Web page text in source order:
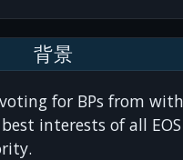
背景
for BPs from
interests of all